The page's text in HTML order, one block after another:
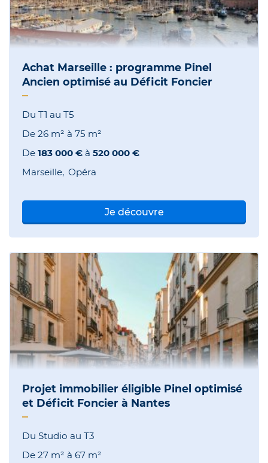
Achat Marseille : programme Pinel
Ancien optimisé au Déficit Foncier
Du T1 au T5
De 26 m² à 75 m²
De 183 000 € à 520 000 €
Marseille Opéra
Je découvre
Projet immobilier éligible Pinel optimisé
et Déficit Foncier à Nantes
Du Studio au T3
De 27 m² à 67 m²